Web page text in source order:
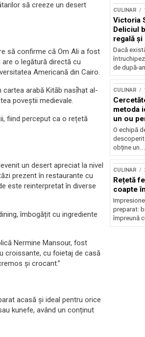
să creeze un desert
să confirme că Om Ali a fost
o legătură directă cu
Americană din Cairo.
arabă Kitāb nasị̄hạt al-
poveștii medievale.
fiind perceput ca o rețetă
un desert apreciat la nivel
prezent în restaurante cu
este reinterpretat în diverse
îmbogățit cu ingrediente
Nermine Mansour, fost
croissante, cu foietaj de casă
și crocant.”
acasă și ideal pentru orice
kunefe, având un conținut
CULINAR
Victoria
Deliciul
regală
Dacă
de după-
CULINAR
metoda
un ou
O echipă
obține un...
CULINAR
Rețetă
coapte
preparat:
împreună